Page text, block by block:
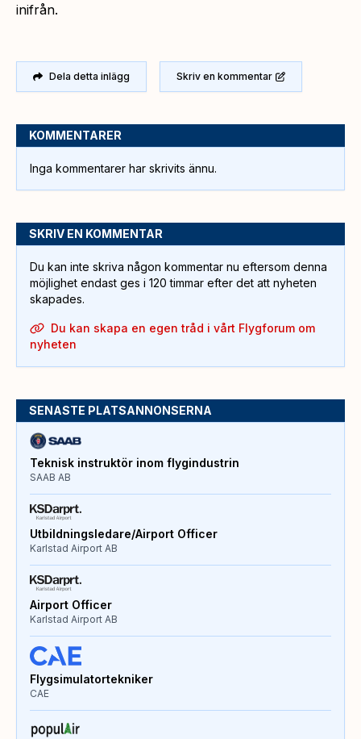
inifrån.
Dela detta inlägg Skriv en kommentar
KOMMENTARER
Inga kommentarer har skrivits ännu.
SKRIV EN KOMMENTAR
Du kan inte skriva någon kommentar nu eftersom denna
möjlighet endast ges i 120 timmar efter det att nyheten
skapades.
Du kan skapa en egen tråd i vårt Flygforum om
nyheten
SENASTE PLATSANNONSERNA
Teknisk instruktör inom flygindustrin
SAAB AB
Utbildningsledare/Airport Officer
Karlstad Airport AB
Airport Officer
Karlstad Airport AB
Flygsimulatortekniker
CAE